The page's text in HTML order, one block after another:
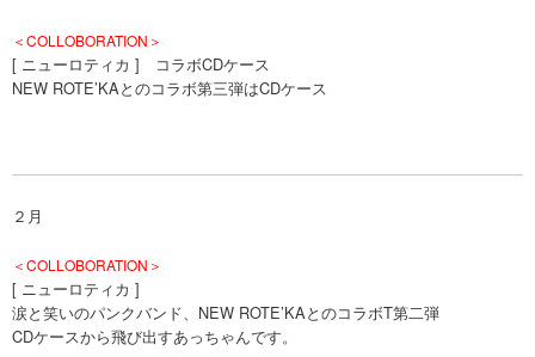
＜COLLOBORATION＞
[ ニューロティカ ] コラボCDケース
NEW ROTE’KAとのコラボ第三弾はCDケース
２月
＜COLLOBORATION＞
[ ニューロティカ ]
涙と笑いのパンクバンド、NEW ROTE’KAとのコラボT第二弾
CDケースから飛び出すあっちゃんです。